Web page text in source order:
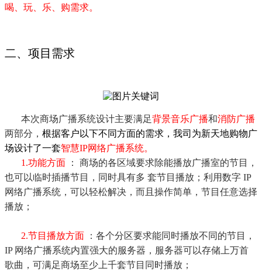
喝、玩、乐、购需求。
二、项目需求
本次商场广播系统设计主要满足背景音乐广播和消防广播
两部分， 根据客户以下不同方面的需求，我司为新天地购物广
场设计了一套智慧IP网络广播系统。
1.功能方面
： 商场的各区域要求除能播放广播室的节目，
也可以临时插播节目，同时具有多 套节目播放；利用数字 IP
网络广播系统，可以轻松解决，而且操作简单，节目任意选择
播放；
2.节目播放方面 ：各个分区要求能同时播放不同的节目，
IP 网络广播系统内置强大的服务器，服务器可以存储上万首
歌曲，可满足商场至少上千套节目同时播放；